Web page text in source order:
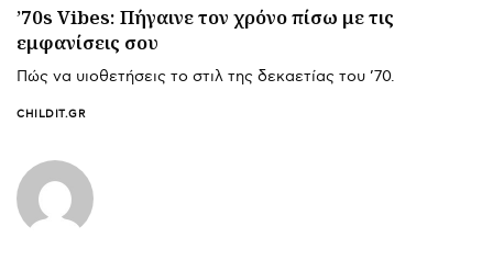
’70s Vibes: Πήγαινε τον χρόνο πίσω με τις
εμφανίσεις σου
Πώς να υιοθετήσεις το στιλ της δεκαετίας του ’70.
CHILDIT.GR